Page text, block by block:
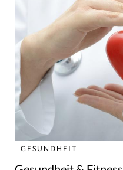
GESUNDHEIT